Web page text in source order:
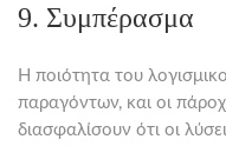
9. Συμπέρασμα
Η ποιότητα του
παραγόντων, και οι
διασφαλίσουν ότι οι